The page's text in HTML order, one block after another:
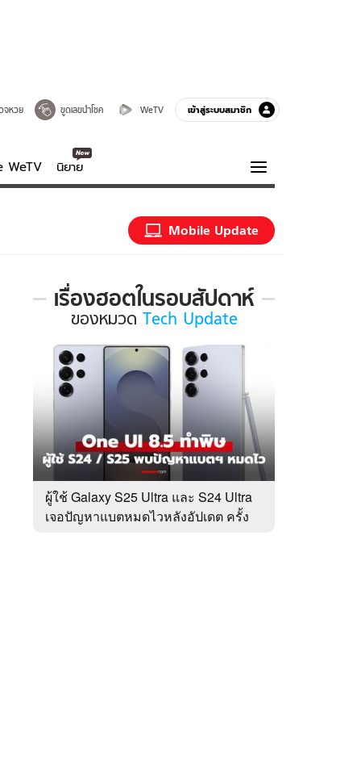
จหวย ขูดเลขนำโชค WeTV เข้าสู่ระบบสมาชิก
WeTV นิยาย
ความรู้รอบตัว
ฮาวทู
Mobile Update
เรื่องฮอตในรอบสัปดาห์
เรื่อง
สัปดาห์
Tech
Update
ของหมวด Tech Update
ผู้ใช้ Galaxy S25 Ultra และ S24 Ultra
เจอปัญหาแบตหมดไวหลังอัปเดต ครั้ง